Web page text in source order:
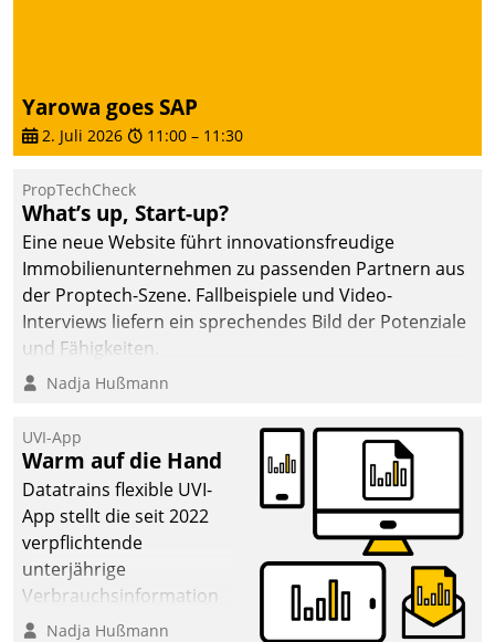
Yarowa goes SAP
2. Juli 2026 11:00 – 11:30
PropTechCheck
What’s up, Start-up?
Eine neue Website führt innovationsfreudige
Immobilienunternehmen zu passenden Partnern aus
der Proptech-Szene. Fallbeispiele und Video-
Interviews liefern ein sprechendes Bild der Potenziale
und Fähigkeiten.
Nadja Hußmann
UVI-App
Warm auf die Hand
Datatrains flexible UVI-
App stellt die seit 2022
verpflichtende
unterjährige
Verbrauchsinformation
schnell, zuverlässig und
Nadja Hußmann